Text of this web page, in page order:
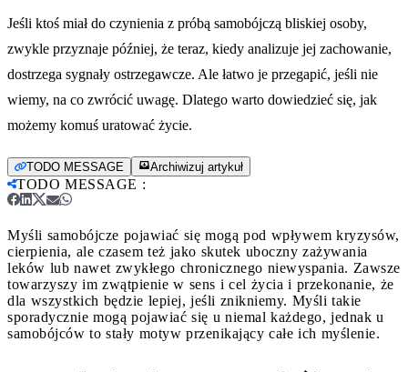
Jeśli ktoś miał do czynienia z próbą samobójczą bliskiej osoby,
zwykle przyznaje później, że teraz, kiedy analizuje jej zachowanie,
dostrzega sygnały ostrzegawcze. Ale łatwo je przegapić, jeśli nie
wiemy, na co zwrócić uwagę. Dlatego warto dowiedzieć się, jak
możemy komuś uratować życie.
TODO MESSAGE Archiwizuj artykuł
TODO MESSAGE :
Myśli samobójcze pojawiać się mogą pod wpływem kryzysów,
cierpienia, ale czasem też jako skutek uboczny zażywania
leków lub nawet zwykłego chronicznego niewyspania. Zawsze
towarzyszy im zwątpienie w sens i cel życia i przekonanie, że
dla wszystkich będzie lepiej, jeśli znikniemy. Myśli takie
sporadycznie mogą pojawiać się u niemal każdego, jednak u
samobójców to stały motyw przenikający całe ich myślenie.